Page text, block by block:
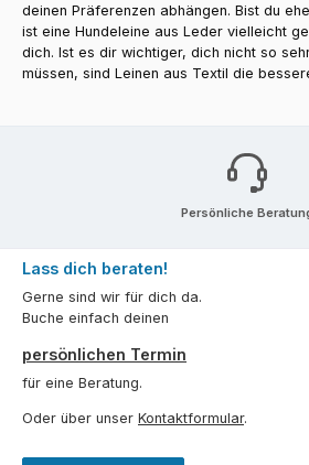
deinen Präferenzen abhängen. Bist du
ist eine Hundeleine aus Leder vielleicht
dich. Ist es dir wichtiger, dich nicht so
müssen, sind Leinen aus Textil die
Persönliche
Lass dich beraten!
Gerne sind wir für dich da.
Buche einfach deinen
persönlichen Termin
für eine Beratung.
Oder über unser Kontaktformular.